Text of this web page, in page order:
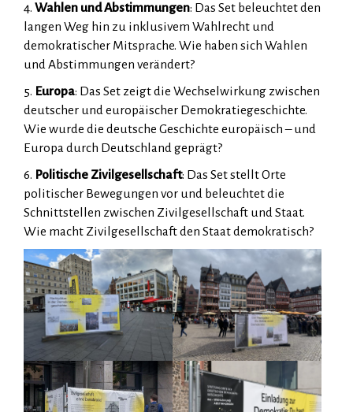
4. Wahlen und Abstimmungen: Das Set beleuchtet den
langen Weg hin zu inklusivem Wahlrecht und
demokratischer Mitsprache. Wie haben sich Wahlen
und Abstimmungen verändert?
5. Europa: Das Set zeigt die Wechselwirkung zwischen
deutscher und europäischer Demokratiegeschichte.
Wie wurde die deutsche Geschichte europäisch – und
Europa durch Deutschland geprägt?
6. Politische Zivilgesellschaft: Das Set stellt Orte
politischer Bewegungen vor und beleuchtet die
Schnittstellen zwischen Zivilgesellschaft und Staat.
Wie macht Zivilgesellschaft den Staat demokratisch?